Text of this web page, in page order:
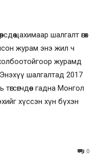
цахимаар шалгалт өгөх
журам энэ жил ч
холбоотойгоор журамд
Энэхүү шалгалтад 2017
гадна Монгол
хүссэн хүн бүхэн
0